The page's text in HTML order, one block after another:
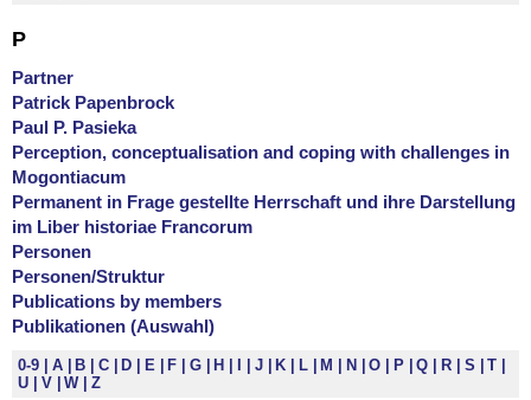
P
Partner
Patrick Papenbrock
Paul P. Pasieka
Perception, conceptualisation and coping with challenges in
Mogontiacum
Permanent in Frage gestellte Herrschaft und ihre Darstellung
im Liber historiae Francorum
Personen
Personen/Struktur
Publications by members
Publikationen (Auswahl)
0-9 A B C D E F G H J K L M N O P Q R S
T
U
V W Z